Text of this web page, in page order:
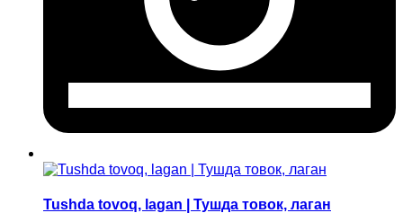
Tushda tovoq, lagan | Тушда товок, лаган